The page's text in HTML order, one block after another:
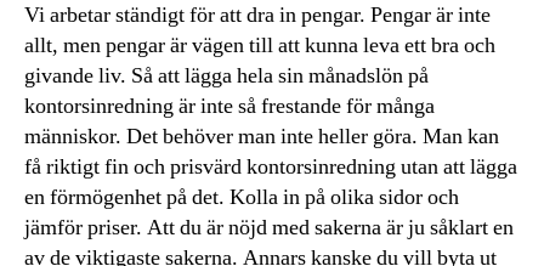
Vi arbetar ständigt för att dra in pengar. Pengar är inte
allt, men pengar är vägen till att kunna leva ett bra och
givande liv. Så att lägga hela sin månadslön på
kontorsinredning är inte så frestande för många
människor. Det behöver man inte heller göra. Man kan
få riktigt fin och prisvärd kontorsinredning utan att lägga
en förmögenhet på det. Kolla in på olika sidor och
jämför priser. Att du är nöjd med sakerna är ju såklart en
av de viktigaste sakerna. Annars kanske du vill byta ut